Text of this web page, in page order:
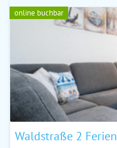
online buchbar
Waldstraße 2